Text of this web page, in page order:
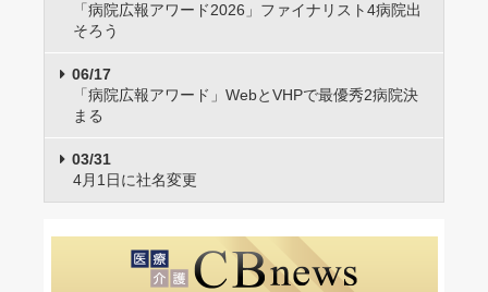
「病院広報アワード2026」ファイナリスト4病院出
そろう
06/17
「病院広報アワード」WebとVHPで最優秀2病院決
まる
03/31
4月1日に社名変更